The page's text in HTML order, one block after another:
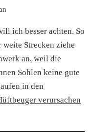
ich besser achten. So
Strecken ziehe
an, weil die
Sohlen keine gute
in den
verursachen